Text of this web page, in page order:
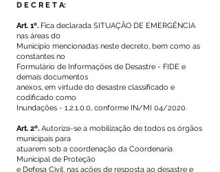
D E C R E T A:
Art. 1º. Fica declarada SITUAÇÃO DE EMERGÊNCIA
nas áreas do
Município mencionadas neste decreto, bem como as
constantes no
Formulário de Informações de Desastre - FIDE e
demais documentos
anexos, em virtude do desastre classificado e
codificado como
Inundações - 1.2.1.0.0, conforme IN/MI 04/2020.
Art. 2º. Autoriza-se a mobilização de todos os órgãos
municipais para
atuarem sob a coordenação da Coordenaria
Municipal de Proteção
e Defesa Civil, nas ações de resposta ao desastre e